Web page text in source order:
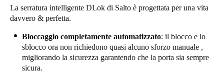
SvenskaEnglish
Norway
La serratura intelligente DLok di Salto è progettata per una vita
davvero & perfetta.
Bloccaggio completamente automatizzato: il blocco e lo
sblocco ora non richiedono quasi alcuno sforzo manuale ,
migliorando la sicurezza garantendo che la porta sia sempre
sicura.